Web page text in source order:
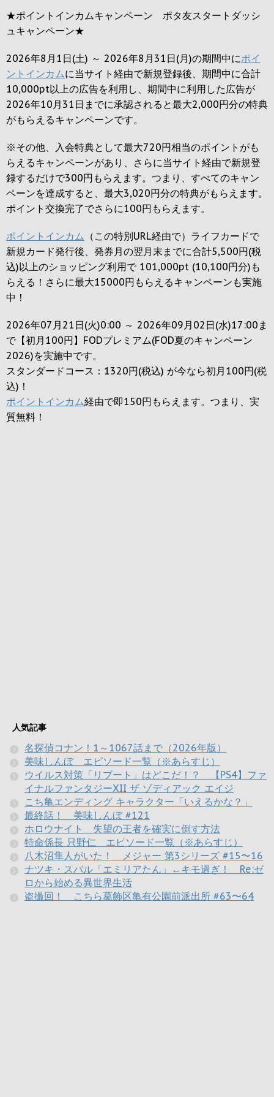
★ポイントインカムキャンペーン ポタ友スタートダッシ
ュキャンペーン★
2026年8月1日(土) ～ 2026年8月31日(月)の期間中にポイ
ントインカムに当サイト経由で新規登録後、期間中に合計
10,000pt以上の広告を利用し、期間中に利用した広告が
2026年10月31日までに承認されると最大2,000円分の特典
がもらえるキャンペーンです。
※その他、入会特典として最大720円相当のポイントがも
らえるキャンペーンがあり、さらに当サイト経由で新規登
録するだけで300円 もらえます。つまり、すべてのキャン
ペーンを達成すると、最大3,020円分の特典がもらえます。
ポイント交換完了でさらに100円 もらえます。
ポイントインカム （この特別URL経由で）ライフカードで
新規カード発行後、発券月の翌月末までに合計5,500円(税
込)以上のショッピング利用で 101,000pt (10,100円分)も
らえる！さらに最大15000円もらえるキャンペーンも実施
中！
2026年07月21日(火)0:00 ～ 2026年09月02日(水)17:00ま
で【初月100円】FODプレミアム(FOD夏のキャンペーン
2026)を実施中です。
スタンダードコース：1320円(税込) が今なら初月100円(税
込)！
ポイントインカム経由で即150円もらえます。つまり、実
質無料！
人気記事
名探偵コナン！1～1067話まで（2026年版）
美味しんぼ エピソード一覧（※あらすじ）
ウイルス対策「リブート」はどこだ！？ 【PS4】ファ
イナルファンタジーXII ザ ゾディアック エイジ
こち亀エンディング キャラクター「いえるかな？」
最終話！ 美味しんぼ #121
ホロウナイト 失望の王者を確実に倒す方法
特命係長 只野仁 エピソード一覧（※あらすじ）
八木沼隼人がいた！ メジャー 第3シリーズ #15〜16
ナツキ・スバル「エミリアたん」←キモ過ぎ！ Re:ゼ
ロから始める異世界生活
盗撮回！ こちら葛飾区亀有公園前派出所 #63〜64